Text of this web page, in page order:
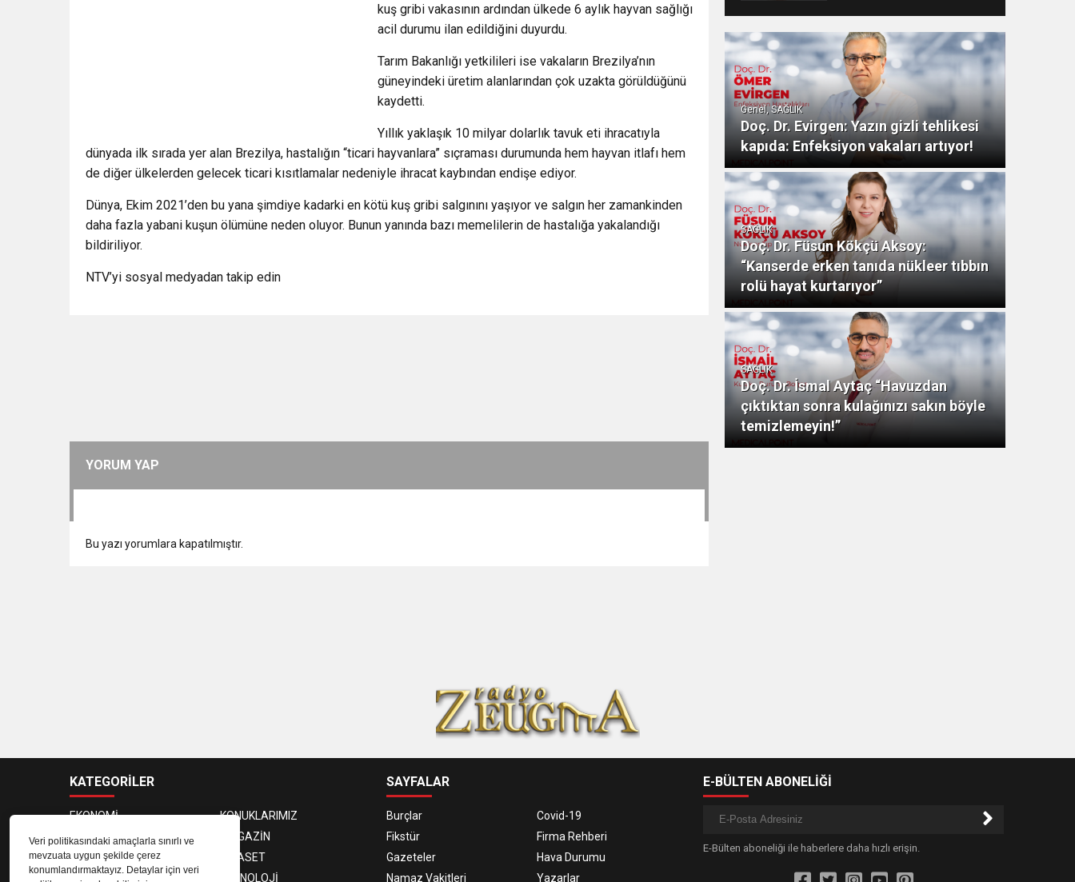
Veri politikasındaki amaçlarla sınırlı ve
mevzuata uygun şekilde çerez
konumlandırmaktayız. Detaylar için veri
kuş gribi vakasının ardından ülkede 6 aylık hayvan sağlığı
acil durumu ilan edildiğini duyurdu.
Tarım Bakanlığı yetkilileri ise vakaların Brezilya’nın
güneyindeki üretim alanlarından çok uzakta görüldüğünü
kaydetti.
Yıllık yaklaşık 10 milyar dolarlık tavuk eti ihracatıyla
dünyada ilk sırada yer alan Brezilya, hastalığın “ticari hayvanlara” sıçraması durumunda hem hayvan itlafı hem
de diğer ülkelerden gelecek ticari kısıtlamalar nedeniyle ihracat kaybından endişe ediyor.
Dünya, Ekim 2021’den bu yana şimdiye kadarki en kötü kuş gribi salgınını yaşıyor ve salgın her zamankinden
daha fazla yabani kuşun ölümüne neden oluyor. Bunun yanında bazı memelilerin de hastalığa yakalandığı
bildiriliyor.
NTV’yi sosyal medyadan takip edin
YORUM YAP
Bu yazı yorumlara kapatılmıştır.
aksatmayın”
Genel, SAĞLIK
Doç. Dr. Evirgen: Yazın gizli tehlikesi
kapıda: Enfeksiyon vakaları artıyor!
SAĞLIK
Doç. Dr. Füsun Kökçü Aksoy:
“Kanserde erken tanıda nükleer tıbbın
rolü hayat kurtarıyor”
SAĞLIK
Doç. Dr. İsmal Aytaç “Havuzdan
çıktıktan sonra kulağınızı sakın böyle
temizlemeyin!”
KATEGORİLER
EKONOMİ
KONUKLARIMIZ
PROGRAMCILAR
MAGAZİN
SAĞLIK
SİYASET
SPOR
TEKNOLOJİ
SAYFALAR
Burçlar
Covid-19
Fikstür
Firma Rehberi
Gazeteler
Hava Durumu
Namaz Vakitleri
Yazarlar
E-BÜLTEN ABONELİĞİ
E-Bülten aboneliği ile haberlere daha hızlı erişin.